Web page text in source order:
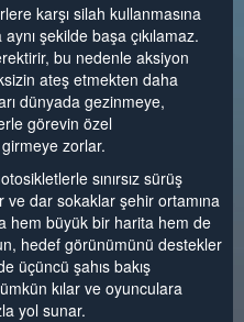
karşı silah kullanmasına
şekilde başa çıkılamaz.
bu nedenle aksiyon
ateş etmekten daha
dünyada gezinmeye,
görevin özel
zorlar.
sınırsız sürüş
dar sokaklar şehir ortamına
hem büyük bir harita hem de
hedef görünümünü destekler
üçüncü şahıs bakış
kılar ve oyunculara
yol sunar.